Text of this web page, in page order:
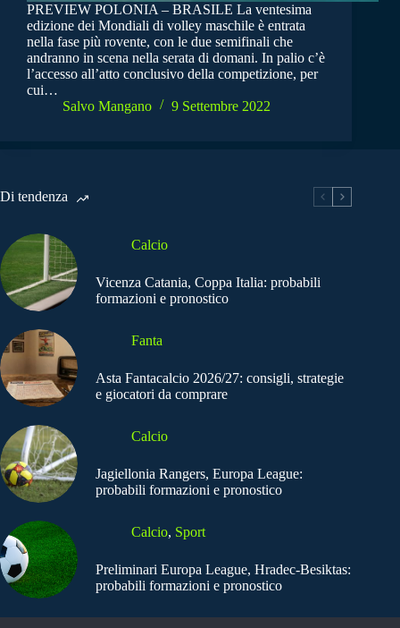
PREVIEW POLONIA – BRASILE La ventesima
edizione dei Mondiali di volley maschile è entrata
nella fase più rovente, con le due semifinali che
andranno in scena nella serata di domani. In palio c’è
l’accesso all’atto conclusivo della competizione, per
cui…
Salvo Mangano
9 Settembre 2022
Di tendenza
Calcio
Vicenza Catania, Coppa Italia: probabili
formazioni e pronostico
Fanta
Asta Fantacalcio 2026/27: consigli, strategie
e giocatori da comprare
Calcio
Jagiellonia Rangers, Europa League:
probabili formazioni e pronostico
Calcio, Sport
Preliminari Europa League, Hradec-Besiktas:
probabili formazioni e pronostico